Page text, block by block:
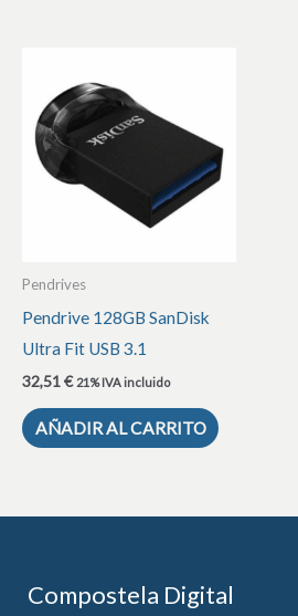
Pendrives
Pendrive 128GB SanDisk
Ultra Fit USB 3.1
32,51€ 21% IVA incluido
AÑADIR AL CARRITO
Compostela Digital